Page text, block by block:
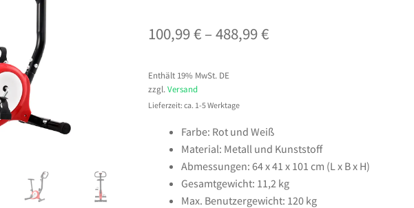
100,99€ –488,99€Preisspanne:
Enthält 19% MwSt. DE
zzgl.Versand
Lieferzeit: ca. 1-5 Werktage
Farbe: Rot und Weiß
Material: Metall und Kunststoff
Abmessungen: 64 x 41 x 101 cm (L x B x H)
Gesamtgewicht: 11,2 kg
Max. Benutzergewicht: 120 kg